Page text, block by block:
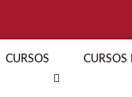
CURSOS CURSOS